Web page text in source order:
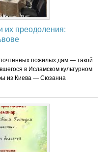
их преодоления:
пожилых дам — ​​такой
в Исламском культурном
из Киева — Сюзанна